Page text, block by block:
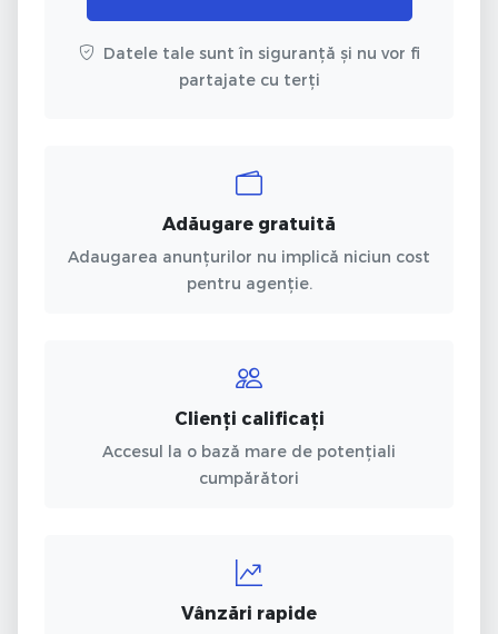
Datele tale sunt în siguranță și nu vor fi
partajate cu terți
Adăugare gratuită
Adaugarea anunțurilor nu implică niciun cost
pentru agenție.
Clienți calificați
Accesul la o bază mare de potențiali
cumpărători
Vânzări rapide